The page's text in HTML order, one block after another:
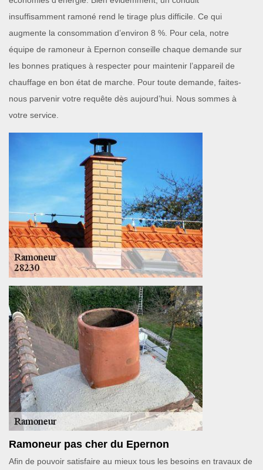
insuffisamment ramoné rend le tirage plus difficile. Ce qui
augmente la consommation d’environ 8 %. Pour cela, notre
équipe de ramoneur à Epernon conseille chaque demande sur
les bonnes pratiques à respecter pour maintenir l’appareil de
chauffage en bon état de marche. Pour toute demande, faites-
nous parvenir votre requête dès aujourd’hui. Nous sommes à
votre service.
Ramoneur pas cher du Epernon
Afin de pouvoir satisfaire au mieux tous les besoins en travaux de